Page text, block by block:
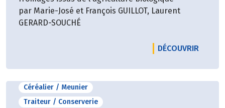
authentiques, fidèles à leur terre d'origine,
élaborés avec patience et exigence et dans le
temps plein sur le domaine. Nous les remercions
de leur travail et de leur présence dans nos
magasins.
par Marie-José et François GUILLOT, Laurent
GERARD-SOUCHÉ
DÉCOUVRIR
Céréalier / Meunier
Traiteur / Conserverie